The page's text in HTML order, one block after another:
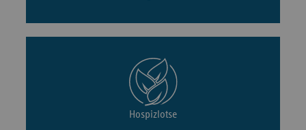
Hospizlotse